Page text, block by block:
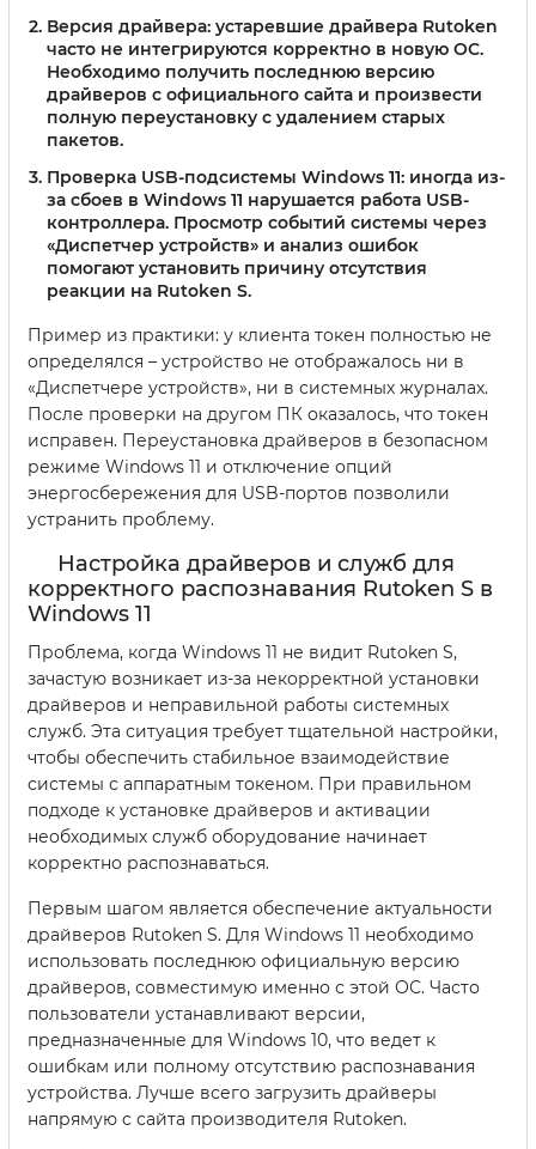
Версия драйвера: устаревшие драйвера Rutoken
часто не интегрируются корректно в новую ОС.
Необходимо получить последнюю версию
драйверов с официального сайта и произвести
полную переустановку с удалением старых
пакетов.
Проверка USB-подсистемы Windows 11: иногда из-
за сбоев в Windows 11 нарушается работа USB-
контроллера. Просмотр событий системы через
«Диспетчер устройств» и анализ ошибок
помогают установить причину отсутствия
реакции на Rutoken S.
Пример из практики: у клиента токен полностью не
определялся – устройство не отображалось ни в
«Диспетчере устройств», ни в системных журналах.
После проверки на другом ПК оказалось, что токен
исправен. Переустановка драйверов в безопасном
режиме Windows 11 и отключение опций
энергосбережения для USB-портов позволили
устранить проблему.
Настройка драйверов и служб для
корректного распознавания Rutoken S в
Windows 11
Проблема, когда Windows 11 не видит Rutoken S,
зачастую возникает из-за некорректной установки
драйверов и неправильной работы системных
служб. Эта ситуация требует тщательной настройки,
чтобы обеспечить стабильное взаимодействие
системы с аппаратным токеном. При правильном
подходе к установке драйверов и активации
необходимых служб оборудование начинает
корректно распознаваться.
Первым шагом является обеспечение актуальности
драйверов Rutoken S. Для Windows 11 необходимо
использовать последнюю официальную версию
драйверов, совместимую именно с этой ОС. Часто
пользователи устанавливают версии,
предназначенные для Windows 10, что ведет к
ошибкам или полному отсутствию распознавания
устройства. Лучше всего загрузить драйверы
напрямую с сайта производителя Rutoken.